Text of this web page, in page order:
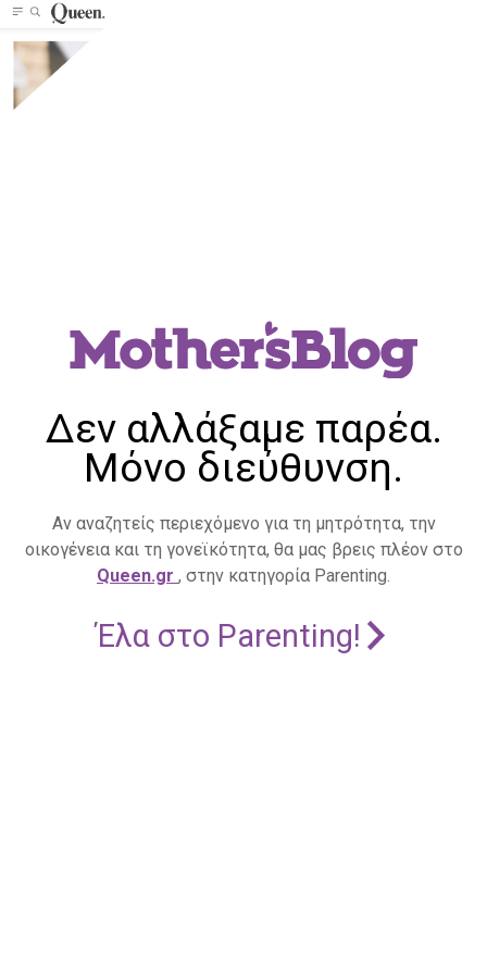
Δεν αλλάξαμε παρέα.
Μόνο διεύθυνση.
Αν αναζητείς περιεχόμενο για τη μητρότητα, την
οικογένεια και τη γονεϊκότητα, θα μας βρεις πλέον στο
Queen.gr , στην κατηγορία Parenting.
Έλα στο Parenting!